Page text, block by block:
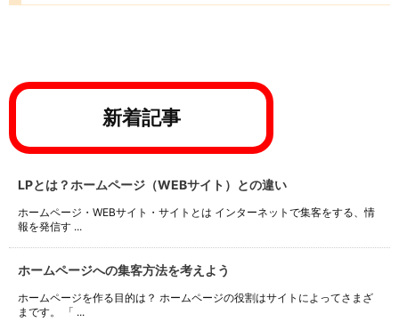
新着記事
LPとは？ホームページ（WEBサイト）との違い
ホームページ・WEBサイト・サイトとは インターネットで集客をする、情
報を発信す ...
ホームページへの集客方法を考えよう
ホームページを作る目的は？ ホームページの役割はサイトによってさまざ
まです。 「 ...